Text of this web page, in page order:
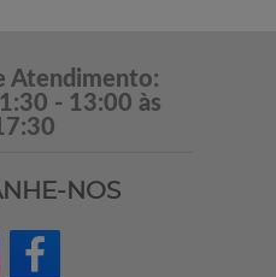
Atendimento:
- 13:00 às
NOS